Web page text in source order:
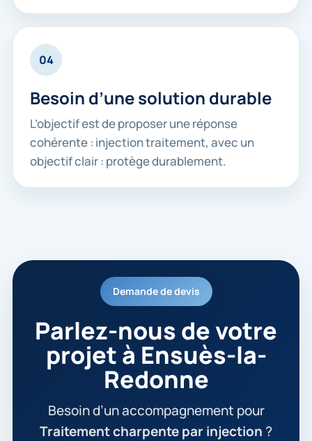
04
Besoin d’une solution durable
L’objectif est de proposer une réponse
cohérente : injection traitement, avec un
objectif clair : protège durablement.
Demande de devis
Parlez-nous de votre
projet à Ensuès-la-
Redonne
Besoin d’un accompagnement pour
Traitement charpente par injection ?